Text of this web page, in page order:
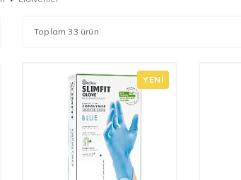
Toplam 33 ürün.
YENI